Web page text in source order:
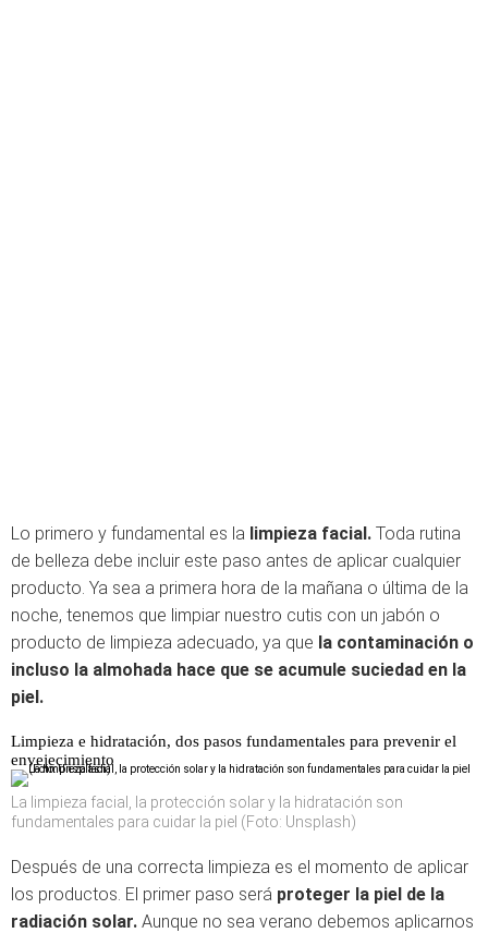
Lo primero y fundamental es la limpieza facial. Toda rutina
de belleza debe incluir este paso antes de aplicar cualquier
producto. Ya sea a primera hora de la mañana o última de la
noche, tenemos que limpiar nuestro cutis con un jabón o
producto de limpieza adecuado, ya que la contaminación o
incluso la almohada hace que se acumule suciedad en la
piel.
Limpieza e hidratación, dos pasos fundamentales para prevenir el
envejecimiento
La limpieza facial, la protección solar y la hidratación son
fundamentales para cuidar la piel (Foto: Unsplash)
Después de una correcta limpieza es el momento de aplicar
los productos. El primer paso será proteger la piel de la
radiación solar. Aunque no sea verano debemos aplicarnos